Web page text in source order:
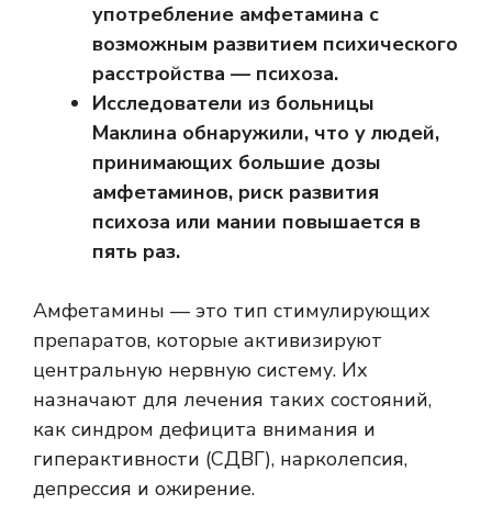
употребление амфетамина с
возможным развитием психического
расстройства — психоза.
Исследователи из больницы
Маклина обнаружили, что у людей,
принимающих большие дозы
амфетаминов, риск развития
психоза или мании повышается в
пять раз.
Амфетамины — это тип стимулирующих
препаратов, которые активизируют
центральную нервную систему. Их
назначают для лечения таких состояний,
как синдром дефицита внимания и
гиперактивности (СДВГ), нарколепсия,
депрессия и ожирение.